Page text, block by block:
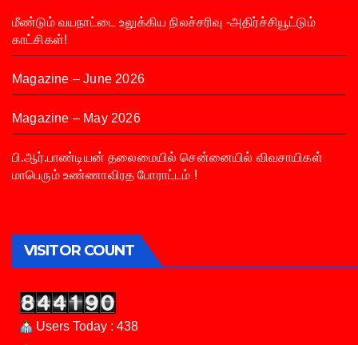
மீண்டும் வயநாட்டை உலுக்கிய நிலச்சரிவு -அதிர்ச்சியூட்டும்
காட்சிகள்!
Magazine – June 2026
Magazine – May 2026
பி.ஆர்.பாண்டியன் தலைமையில் சென்னையில் விவசாயிகள்
மாபெரும் உண்ணாவிரத போராட்டம் !
VISITOR COUNT
Users Today : 438